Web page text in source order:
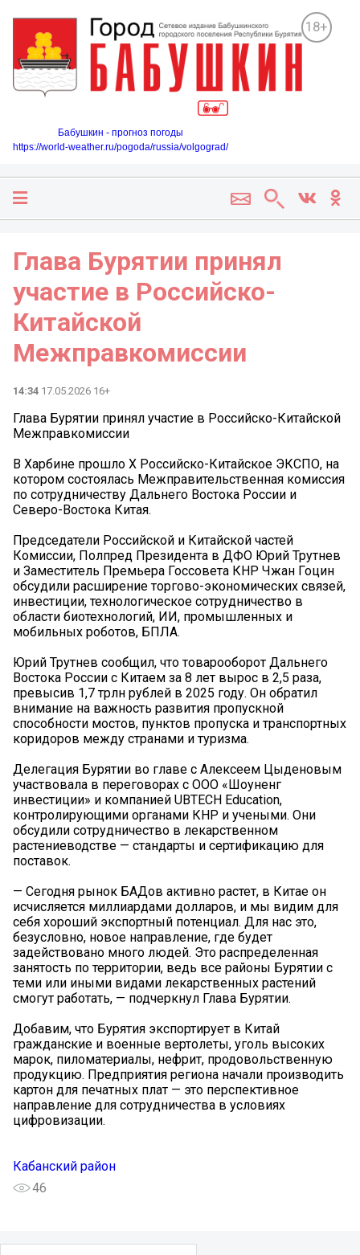
18+
Бабушкин - прогноз погоды
https://world-weather.ru/pogoda/russia/volgograd/
Глава Бурятии принял
участие в Российско-
Китайской
Межправкомиссии
14:34 17.05.2026 16+
Глава Бурятии принял участие в Российско-Китайской
Межправкомиссии
В Харбине прошло X Российско-Китайское ЭКСПО, на
котором состоялась Межправительственная комиссия
по сотрудничеству Дальнего Востока России и
Северо-Востока Китая.
Председатели Российской и Китайской частей
Комиссии, Полпред Президента в ДФО Юрий Трутнев
и Заместитель Премьера Госсовета КНР Чжан Гоцин
обсудили расширение торгово-экономических связей,
инвестиции, технологическое сотрудничество в
области биотехнологий, ИИ, промышленных и
мобильных роботов, БПЛА.
Юрий Трутнев сообщил, что товарооборот Дальнего
Востока России с Китаем за 8 лет вырос в 2,5 раза,
превысив 1,7 трлн рублей в 2025 году. Он обратил
внимание на важность развития пропускной
способности мостов, пунктов пропуска и транспортных
коридоров между странами и туризма.
Делегация Бурятии во главе с Алексеем Цыденовым
участвовала в переговорах с ООО «Шоуненг
инвестиции» и компанией UBTECH Education,
контролирующими органами КНР и учеными. Они
обсудили сотрудничество в лекарственном
растениеводстве — стандарты и сертификацию для
поставок.
— Сегодня рынок БАДов активно растет, в Китае он
исчисляется миллиардами долларов, и мы видим для
себя хороший экспортный потенциал. Для нас это,
безусловно, новое направление, где будет
задействовано много людей. Это распределенная
занятость по территории, ведь все районы Бурятии с
теми или иными видами лекарственных растений
смогут работать, — подчеркнул Глава Бурятии.
Добавим, что Бурятия экспортирует в Китай
гражданские и военные вертолеты, уголь высоких
марок, пиломатериалы, нефрит, продовольственную
продукцию. Предприятия региона начали производить
картон для печатных плат — это перспективное
направление для сотрудничества в условиях
цифровизации.
Кабанский район
46